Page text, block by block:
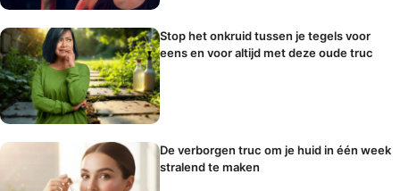
Stop het onkruid tussen je tegels voor
eens en voor altijd met deze oude truc
De verborgen truc om je huid in één week
stralend te maken